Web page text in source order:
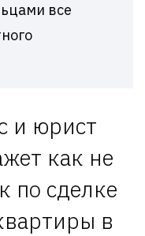
все
и юрист
как не
по сделке
в